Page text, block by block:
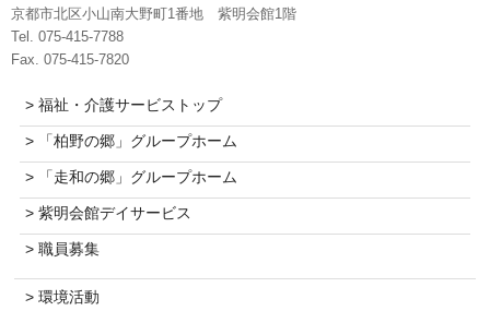
京都市北区小山南大野町1番地 紫明会館1階
Tel. 075-415-7788
Fax. 075-415-7820
> 福祉・介護サービストップ
> 「柏野の郷」グループホーム
> 「走和の郷」グループホーム
> 紫明会館デイサービス
> 職員募集
> 環境活動